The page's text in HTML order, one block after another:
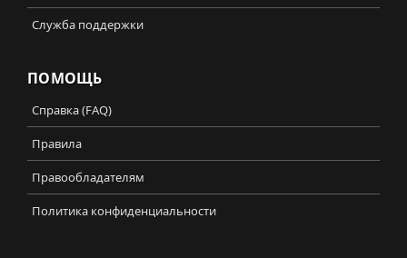
Служба поддержки
ПОМОЩЬ
Справка (FAQ)
Правила
Правообладателям
Политика конфиденциальности